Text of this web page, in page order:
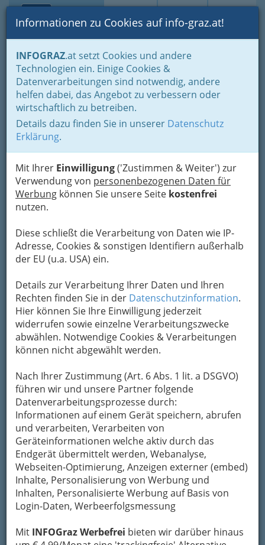
Suche Login Toggle
Informationen zu Cookies auf info-graz.at!
INFOGRAZ.at setzt Cookies und andere
Technologien ein. Einige Cookies &
Datenverarbeitungen sind notwendig, andere
helfen dabei, das Angebot zu verbessern oder
wirtschaftlich zu betreiben.
Details dazu finden Sie in unserer Datenschutz
Erklärung.
Mit Ihrer Einwilligung('Zustimmen & Weiter') zur
Verwendung von personenbezogenen Daten für
Werbung können Sie unsere Seite kostenfrei
nutzen.
Diese schließt die Verarbeitung von Daten wie IP-
Adresse, Cookies & sonstigen Identifiern außerhalb
der EU (u.a. USA) ein.
Details zur Verarbeitung Ihrer Daten und Ihren
Rechten finden Sie in der Datenschutzinformation.
Hier können Sie Ihre Einwilligung jederzeit
widerrufen sowie einzelne Verarbeitungszwecke
abwählen. Notwendige Cookies & Verarbeitungen
können nicht abgewählt werden.
Nach Ihrer Zustimmung (Art. 6 Abs. 1 lit. a DSGVO)
führen wir und unsere Partner folgende
Datenverarbeitungsprozesse durch:
Informationen auf einem Gerät speichern, abrufen
und verarbeiten, Verarbeiten von
Geräteinformationen welche aktiv durch das
Endgerät übermittelt werden, Webanalyse,
Webseiten-Optimierung, Anzeigen externer (embed)
Inhalte, Personalisierung von Werbung und
Inhalten, Personalisierte Werbung auf Basis von
Login-Daten, Werbeerfolgsmessung
Mit INFOGraz Werbefrei bieten wir darüber hinaus
Home Lifestyle
Hoamat - Steiermark - unsere Heimat
Buschenschank
Buschenschänke in der Südsteiermark und Oststeiermark
Weingut Karner
Seggauberg 45, 8430 Leibnitz
+43 3452 86 811
+43 3452 86 811 - 4
Karte
Adresse mit Google Maps anschauen
Kontaktaufnahme
Um die Info-Graz Firmenvor Spam-Mails zu
bewahren, verwenden wir an dieser Stelle zur
Übermittlung Ihrer Nachricht ein sicheres
Formular. Ihre Nachricht wird nach dem
Absenden umgehend per Mail an das
Unternehmen Weingut
August u. Maria
ASSIGAL weitergeleitet.
Mein Name
Meine Email Adresse
Mein Betreff
Meine Nachricht